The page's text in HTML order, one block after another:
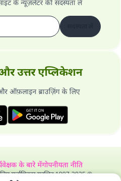
के न्यूज़लेटर की सदस्यता लें
और उत्तर एप्लिकेशन
ऑफ़लाइन ब्राउज़िंग के लिए
के बारे मेंगोपनीयता नीति
सर्वाधिकार सुरक्षित 1997-2025 ©